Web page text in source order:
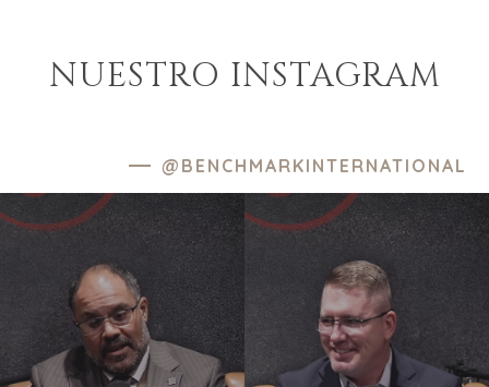
NUESTRO INSTAGRAM
@BENCHMARKINTERNATIONAL